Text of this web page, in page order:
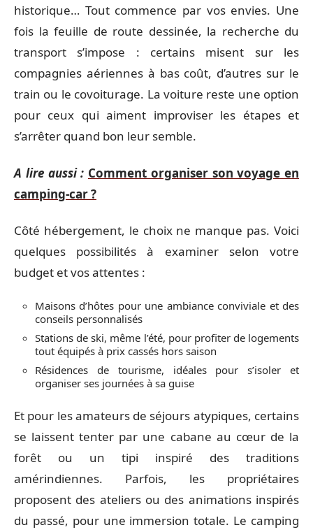
historique… Tout commence par vos envies. Une
fois la feuille de route dessinée, la recherche du
transport s’impose : certains misent sur les
compagnies aériennes à bas coût, d’autres sur le
train ou le covoiturage. La voiture reste une option
pour ceux qui aiment improviser les étapes et
s’arrêter quand bon leur semble.
A lire aussi : Comment organiser son voyage en
camping-car ?
Côté hébergement, le choix ne manque pas. Voici
quelques possibilités à examiner selon votre
budget et vos attentes :
Maisons d’hôtes pour une ambiance conviviale et des
conseils personnalisés
Stations de ski, même l’été, pour profiter de logements
tout équipés à prix cassés hors saison
Résidences de tourisme, idéales pour s’isoler et
organiser ses journées à sa guise
Et pour les amateurs de séjours atypiques, certains
se laissent tenter par une cabane au cœur de la
forêt ou un tipi inspiré des traditions
amérindiennes. Parfois, les propriétaires
proposent des ateliers ou des animations inspirés
du passé, pour une immersion totale. Le camping